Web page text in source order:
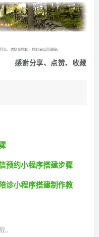
感谢分享、点赞、收藏
预约小程序搭建步骤
诊小程序搭建制作教
。